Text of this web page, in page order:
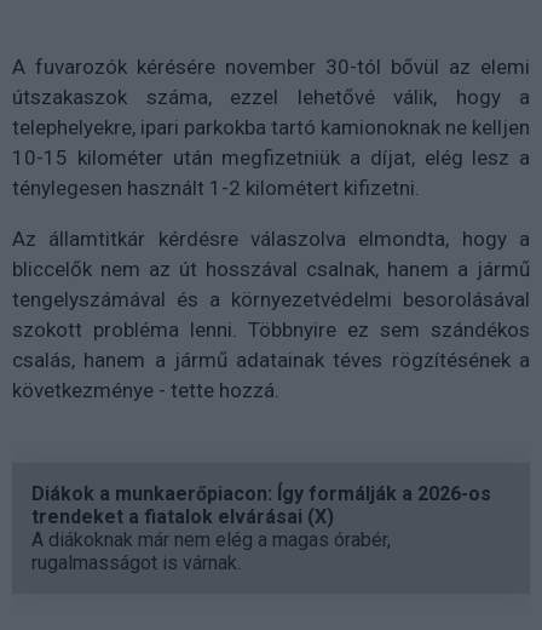
A fuvarozók kérésére november 30-tól bővül az elemi
útszakaszok száma, ezzel lehetővé válik, hogy a
telephelyekre, ipari parkokba tartó kamionoknak ne kelljen
10-15 kilométer után megfizetniük a díjat, elég lesz a
ténylegesen használt 1-2 kilométert kifizetni.
Az államtitkár kérdésre válaszolva elmondta, hogy a
bliccelők nem az út hosszával csalnak, hanem a jármű
tengelyszámával és a környezetvédelmi besorolásával
szokott probléma lenni. Többnyire ez sem szándékos
csalás, hanem a jármű adatainak téves rögzítésének a
következménye - tette hozzá.
Diákok a munkaerőpiacon: Így formálják a 2026-os
trendeket a fiatalok elvárásai (X)
A diákoknak már nem elég a magas órabér,
rugalmasságot is várnak.